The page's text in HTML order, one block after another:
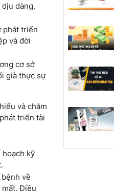
dàng.
phát triển
và đời
cơ sở
già thực sự
và chăm
triển tài
hoạch kỹ
về
mất. Điều